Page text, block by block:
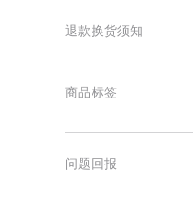
退款换货须知
商品标签
问题回报